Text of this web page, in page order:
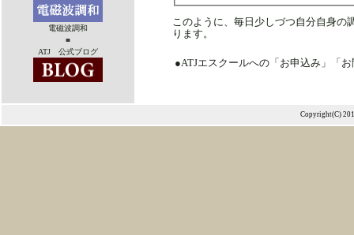
電磁波調和
■
ATJ 公式ブログ
このように、毎日少しづつ自分自身の
ります。
●ATJエスクールへの「お申込み」「
Copyright(C)